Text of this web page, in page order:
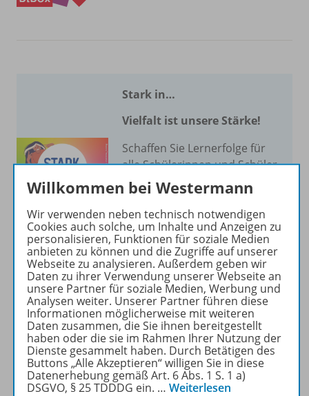
Stark in…
Vielfalt ist unsere Stärke!
Schaffen Sie Lernerfolge für
alle Schülerinnen und Schüler
mit Förderschwerpunkt
Lernen.
Mehr erfahren
Produktinformationen
Beschreibung
Willkommen bei Westermann
Wir verwenden neben technisch notwendigen
Cookies auch solche, um Inhalte und Anzeigen zu
personalisieren, Funktionen für soziale Medien
anbieten zu können und die Zugriffe auf unserer
Webseite zu analysieren. Außerdem geben wir
Daten zu ihrer Verwendung unserer Webseite an
unsere Partner für soziale Medien, Werbung und
Analysen weiter. Unserer Partner führen diese
Informationen möglicherweise mit weiteren
Daten zusammen, die Sie ihnen bereitgestellt
haben oder die sie im Rahmen Ihrer Nutzung der
Dienste gesammelt haben. Durch Betätigen des
Buttons „Alle Akzeptieren“ willigen Sie in diese
Datenerhebung gemäß Art. 6 Abs. 1 S. 1 a)
DSGVO, § 25 TDDDG ein. … Weiterlesen